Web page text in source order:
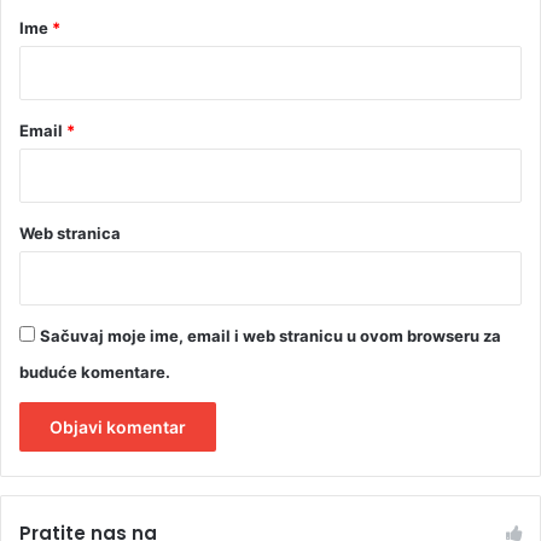
rIme *
Email *
Web stranica
Sačuvaj moje ime, email i web stranicu u ovom browseru za
buduće komentare.
Pratite nas na